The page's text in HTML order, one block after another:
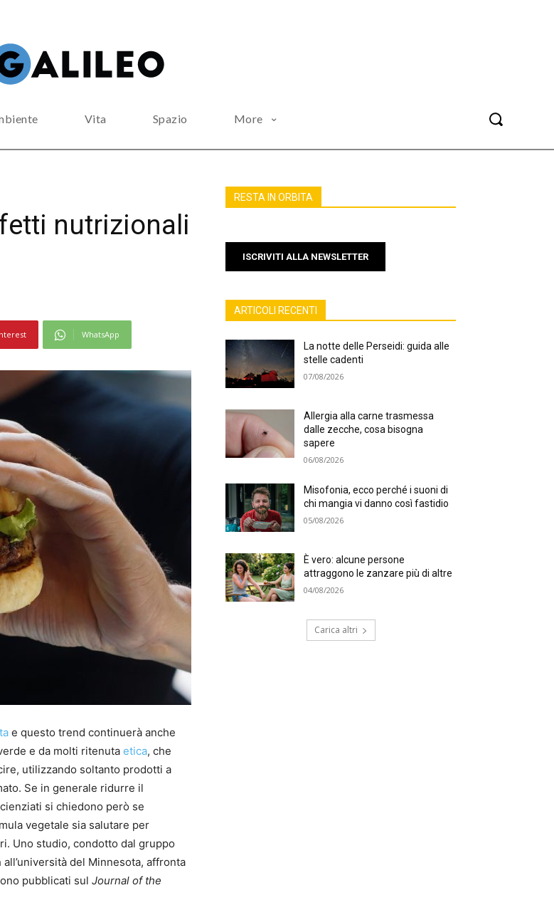
Vita Spazio More
nutrizionali
WhatsApp
e questo trend continuerà anche
e da molti ritenuta etica, che
utilizzando soltanto prodotti a
Se in generale ridurre il
si chiedono però se
vegetale sia salutare per
Uno studio, condotto dal gruppo
del Minnesota, affronta
pubblicati sul Journal of the
RESTA IN ORBITA
ISCRIVITI ALLA NEWSLETTER
ARTICOLI RECENTI
La notte delle Perseidi: guida alle
stelle cadenti
07/08/2026
Allergia alla carne trasmessa
dalle zecche, cosa bisogna
sapere
06/08/2026
Misofonia, ecco perché i suoni di
chi mangia vi danno così fastidio
05/08/2026
È vero: alcune persone
attraggono le zanzare più di altre
04/08/2026
Carica altri